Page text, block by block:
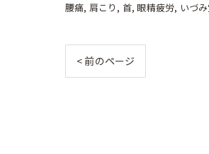
腰痛 肩こり 首 眼精疲労 いづ
< 前のページ